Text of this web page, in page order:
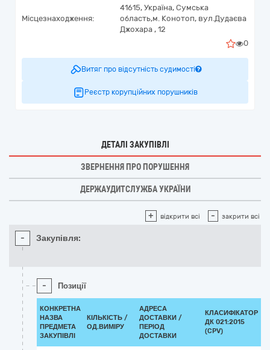
Місцезнаходження:
41615, Україна, Сумська
область,м. Конотоп, вул.Дудаєва
Джохара , 12
0
Витяг про відсутність судимості
Реєстр корупційних порушників
ДЕТАЛІ ЗАКУПІВЛІ
ЗВЕРНЕННЯ ПРО ПОРУШЕННЯ
ДЕРЖАУДИТСЛУЖБА УКРАЇНИ
+ відкрити всі - закрити всі
- Закупівля:
- Позиції
КОНКРЕТНА
НАЗВА
ПРЕДМЕТА
ЗАКУПІВЛІ
КІЛЬКІСТЬ /
ОД.ВИМІРУ
АДРЕСА
ДОСТАВКИ /
ПЕРІОД
ДОСТАВКИ
КЛАСИФІКАТОР
ДК 021:2015
(CPV)